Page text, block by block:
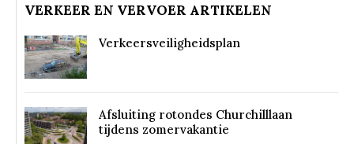
VERKEER EN VERVOER ARTIKELEN
Verkeersveiligheidsplan
Afsluiting rotondes Churchilllaan
tijdens zomervakantie